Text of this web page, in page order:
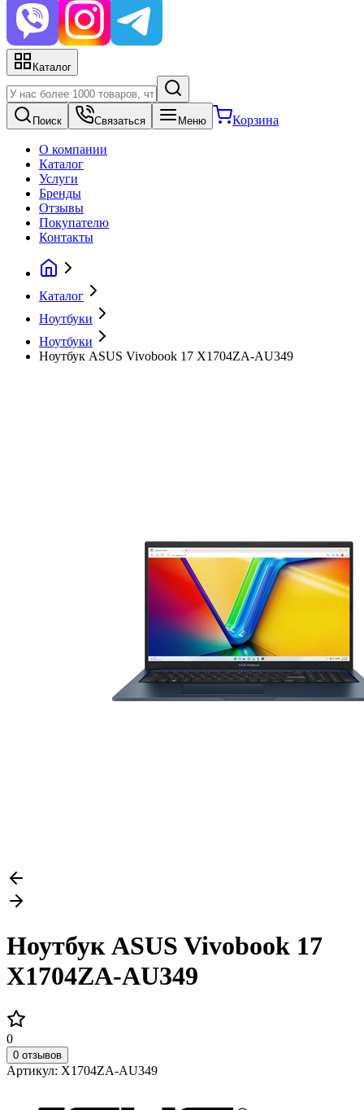
Каталог
Поиск Связаться Меню Корзина
О компании
Каталог
Услуги
Бренды
Отзывы
Покупателю
Контакты
Каталог
Ноутбуки
Ноутбуки
Ноутбук ASUS Vivobook 17 X1704ZA-AU349
Ноутбук ASUS Vivobook 17
X1704ZA-AU349
0
0 отзывов
Артикул: X1704ZA-AU349